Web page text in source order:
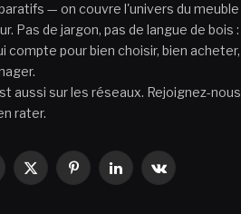
— on couvre l'univers du meuble
Pas de jargon, pas de langue de bois
compte pour bien choisir, bien
aussi sur les réseaux. Rejoignez-
rater.
X
PinterestLinkedInVKontakte